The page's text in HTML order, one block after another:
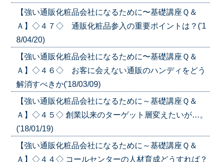
【強い通販化粧品会社になるために〜基礎講座Ｑ＆
Ａ】◇４７◇ 通販化粧品参入の重要ポイントは？('1
8/04/20)
【強い通販化粧品会社になるために〜基礎講座Ｑ＆
Ａ】◇４６◇ お客に会えない通販のハンディをどう
解消すべきか('18/03/09)
【強い通販化粧品会社になるために～基礎講座Ｑ＆
Ａ】◇４５◇ 創業以来のターゲット層変えたいが…。
('18/01/19)
【強い通販化粧品会社になるために～基礎講座Ｑ＆
Ａ】◇４４◇ コールセンターの人材育成どうすれば？